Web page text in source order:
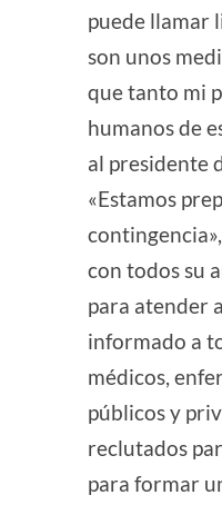
puede llamar
son unos
que tanto mi
humanos de
al presidente
«Estamos
con todos su
para atender
informado a
médicos,
públicos y
reclutados
para formar